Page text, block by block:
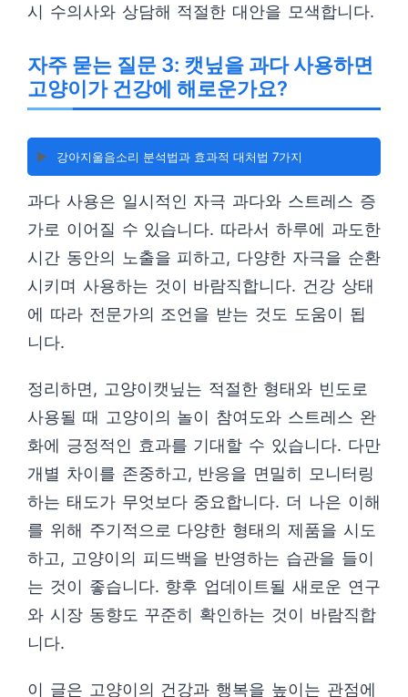
시 수의사와 상담해 적절한 대안을 모색합니다.
자주 묻는 질문 3: 캣닢을 과다 사용하면
고양이가 건강에 해로운가요?
▶️ 강아지울음소리 분석법과 효과적 대처법 7가지
과다 사용은 일시적인 자극 과다와 스트레스 증
가로 이어질 수 있습니다. 따라서 하루에 과도한
시간 동안의 노출을 피하고, 다양한 자극을 순환
시키며 사용하는 것이 바람직합니다. 건강 상태
에 따라 전문가의 조언을 받는 것도 도움이 됩
니다.
정리하면, 고양이캣닢는 적절한 형태와 빈도로
사용될 때 고양이의 놀이 참여도와 스트레스 완
화에 긍정적인 효과를 기대할 수 있습니다. 다만
개별 차이를 존중하고, 반응을 면밀히 모니터링
하는 태도가 무엇보다 중요합니다. 더 나은 이해
를 위해 주기적으로 다양한 형태의 제품을 시도
하고, 고양이의 피드백을 반영하는 습관을 들이
는 것이 좋습니다. 향후 업데이트될 새로운 연구
와 시장 동향도 꾸준히 확인하는 것이 바람직합
니다.
이 글은 고양이의 건강과 행복을 높이는 관점에